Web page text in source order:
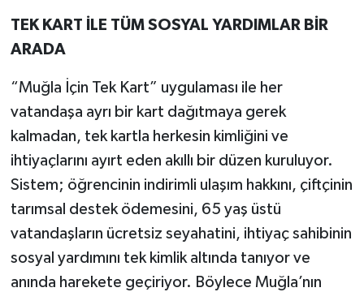
TEK KART İLE TÜM SOSYAL YARDIMLAR BİR
ARADA
“Muğla İçin Tek Kart” uygulaması ile her
vatandaşa ayrı bir kart dağıtmaya gerek
kalmadan, tek kartla herkesin kimliğini ve
ihtiyaçlarını ayırt eden akıllı bir düzen kuruluyor.
Sistem; öğrencinin indirimli ulaşım hakkını, çiftçinin
tarımsal destek ödemesini, 65 yaş üstü
vatandaşların ücretsiz seyahatini, ihtiyaç sahibinin
sosyal yardımını tek kimlik altında tanıyor ve
anında harekete geçiriyor. Böylece Muğla’nın